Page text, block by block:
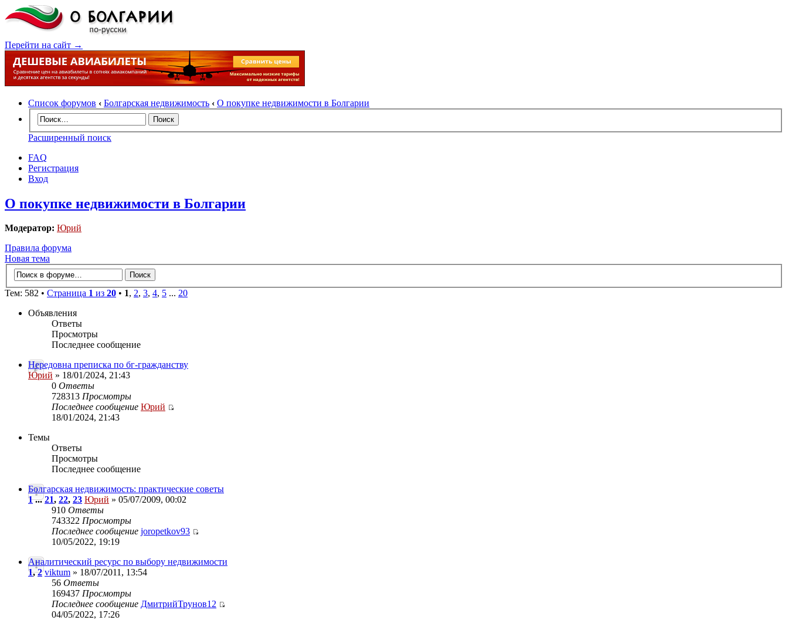
Перейти на сайт →
Список форумов ‹ Болгарская недвижимость ‹ О покупке недвижимости в Болгарии
Расширенный поиск
FAQ
Регистрация
Вход
О покупке недвижимости в Болгарии
Модератор: Юрий
Правила форума
Новая тема
Тем: 582 • Страница 1 из 20 • 1, 2, 3, 4, 5 ... 20
Объявления
Ответы
Просмотры
Последнее сообщение
Нередовна преписка по бг-гражданству
Юрий » 18/01/2024, 21:43
0 Ответы
728313 Просмотры
Последнее сообщение Юрий
18/01/2024, 21:43
Темы
Ответы
Просмотры
Последнее сообщение
Болгарская недвижимость: практические советы
1...21, 22, 23 Юрий » 05/07/2009, 00:02
910 Ответы
743322 Просмотры
Последнее сообщение joropetkov93
10/05/2022, 19:19
Аналитический ресурс по выбору недвижимости
1,2 viktum » 18/07/2011, 13:54
56 Ответы
169437 Просмотры
Последнее сообщение ДмитрийТрунов12
04/05/2022, 17:26